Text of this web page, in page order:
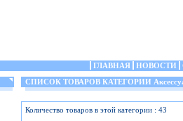
ГЛАВНАЯ НОВОСТИ
СПИСОК ТОВАРОВ КАТЕГОРИИ
Количество товаров в этой категории : 43